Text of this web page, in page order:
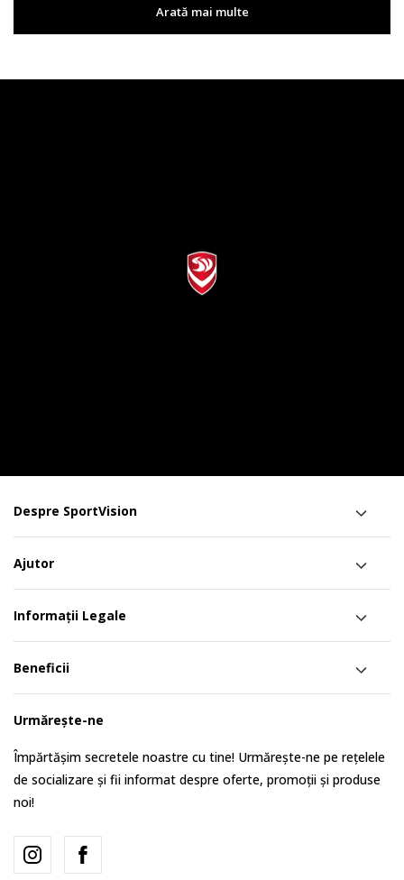
Arată mai multe
Despre SportVision
Ajutor
Informații Legale
Beneficii
Urmărește-ne
Împărtășim secretele noastre cu tine! Urmărește-ne pe rețelele
de socializare și fii informat despre oferte, promoții și produse
noi!